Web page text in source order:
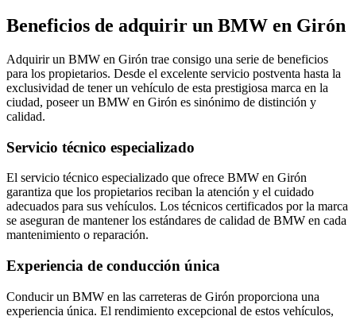
Beneficios de adquirir un BMW en Girón
Adquirir un BMW en Girón trae consigo una serie de beneficios
para los propietarios. Desde el excelente servicio postventa hasta la
exclusividad de tener un vehículo de esta prestigiosa marca en la
ciudad, poseer un BMW en Girón es sinónimo de distinción y
calidad.
Servicio técnico especializado
El servicio técnico especializado que ofrece BMW en Girón
garantiza que los propietarios reciban la atención y el cuidado
adecuados para sus vehículos. Los técnicos certificados por la marca
se aseguran de mantener los estándares de calidad de BMW en cada
mantenimiento o reparación.
Experiencia de conducción única
Conducir un BMW en las carreteras de Girón proporciona una
experiencia única. El rendimiento excepcional de estos vehículos,